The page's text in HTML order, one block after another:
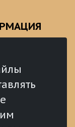
Послания
РФ